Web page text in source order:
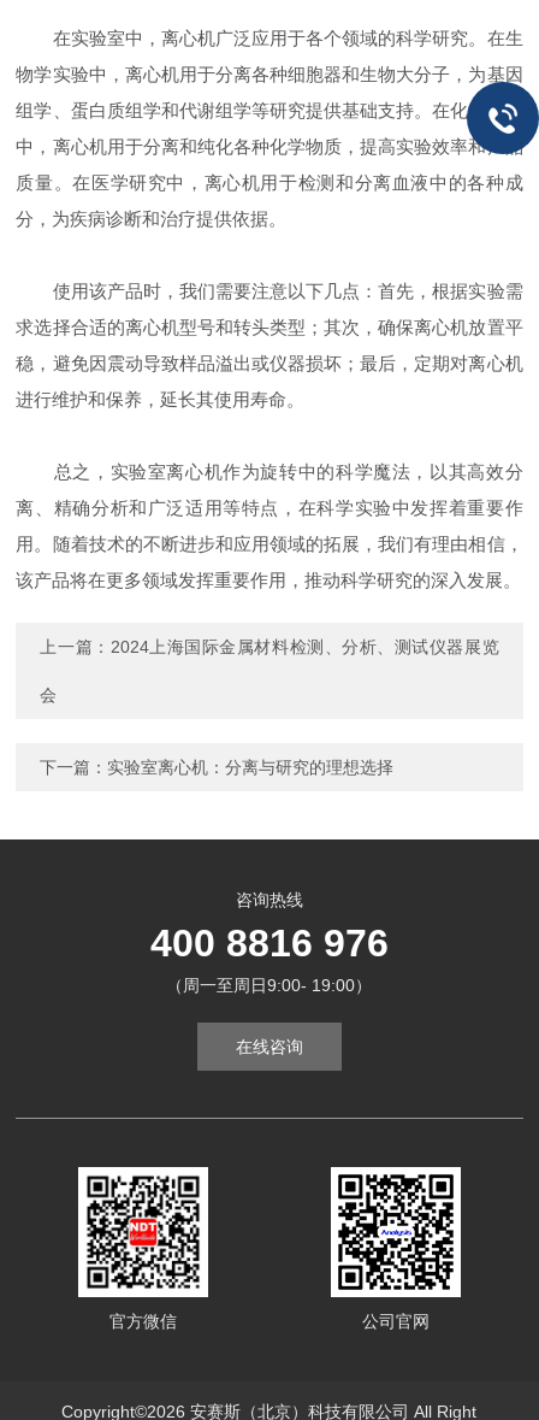
在实验室中，离心机广泛应用于各个领域的科学研究。在生
物学实验中，离心机用于分离各种细胞器和生物大分子，为基因
组学、蛋白质组学和代谢组学等研究提供基础支持。在化学实验
中，离心机用于分离和纯化各种化学物质，提高实验效率和产品
质量。在医学研究中，离心机用于检测和分离血液中的各种成
分，为疾病诊断和治疗提供依据。
使用该产品时，我们需要注意以下几点：首先，根据实验需
求选择合适的离心机型号和转头类型；其次，确保离心机放置平
稳，避免因震动导致样品溢出或仪器损坏；最后，定期对离心机
进行维护和保养，延长其使用寿命。
总之，实验室离心机作为旋转中的科学魔法，以其高效分
离、精确分析和广泛适用等特点，在科学实验中发挥着重要作
用。随着技术的不断进步和应用领域的拓展，我们有理由相信，
该产品将在更多领域发挥重要作用，推动科学研究的深入发展。
上一篇： 2024上海国际金属材料检测、分析、测试仪器展览
会
下一篇： 实验室离心机：分离与研究的理想选择
咨询热线
400 8816 976
（周一至周日9:00- 19:00）
在线咨询
官方微信 公司官网
Copyright©2026 安赛斯（北京）科技有限公司 All Right